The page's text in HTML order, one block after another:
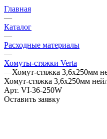
Главная
—
Каталог
—
Расходные материалы
—
Хомуты-стяжки Verta
—Хомут-стяжка 3,6х250мм
Хомут-стяжка 3,6х250мм
Арт. VI-36-250W
Оставить заявку